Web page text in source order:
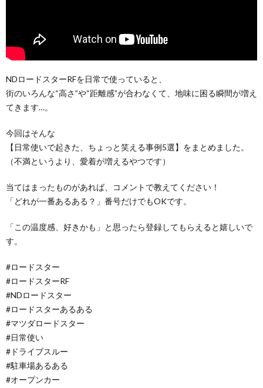
NDロードスターRFを日常で使っていると、
街のいろんな“高さ”や“距離感”が合わなくて、地味に困る瞬間が増え
てきます…。
今回はそんな
【日常使いで起きた、ちょっと笑える事例5選】をまとめました。
（不満というより、愛着が増えるやつです）
当てはまったものがあれば、コメントで教えてください！
「どれが一番あるある？」番号だけでもOKです。
「この温度感、好きかも」と思ったら登録してもらえると嬉しいで
す。
#ロードスター
#ロードスターRF
#NDロードスター
#ロードスターあるある
#マツダロードスター
#日常使い
#ドライブスルー
#駐車場あるある
#オープンカー